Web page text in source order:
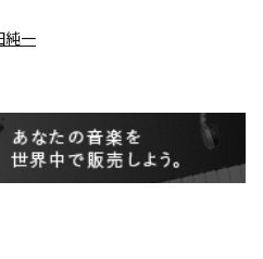
純一